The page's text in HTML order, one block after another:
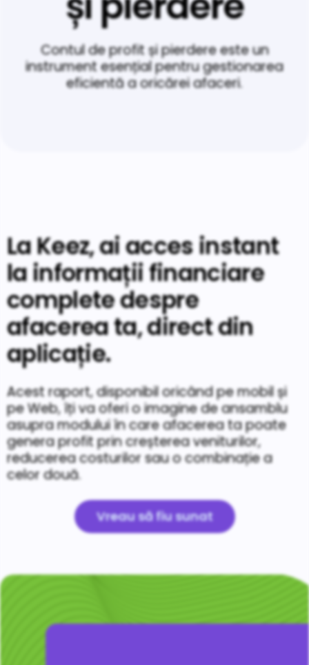
Contul de profit și pierdere este un
instrument esențial pentru gestionarea
eficientă a oricărei afaceri.
La Keez, ai acces instant
la informații financiare
complete despre
afacerea ta, direct din
aplicație.
Acest raport, disponibil oricând pe mobil și
pe Web, îți va oferi o imagine de ansamblu
asupra modului în care afacerea ta poate
genera profit prin creșterea veniturilor,
reducerea costurilor sau o combinație a
celor două.
Vreau să fiu sunat